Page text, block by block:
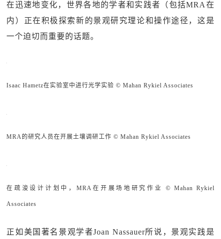
在迅速地变化，世界各地的学者和实践者（包括MRA在
内）正在积极探索新的景观研究理论和操作途径，这是
一个迫切而重要的话题。
Isaac Hametz在实验室中进行光学实验 © Mahan Rykiel Associates
MRA的研究人员在开展土壤调研工作 © Mahan Rykiel Associates
在疏浚设计计划中，MRA在开展场地研究作业 © Mahan Rykiel
Associates
正如美国著名景观学者Joan Nassauer所说，景观实践是